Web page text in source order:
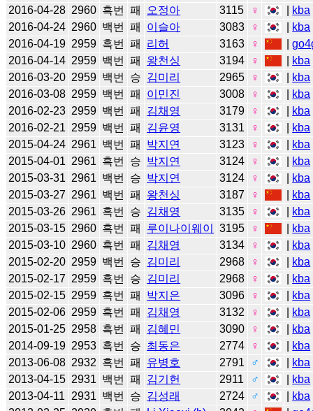
2016-04-28 2960 흑번 패 오정아 3115 ♀ kba
2016-04-24 2960 백번 패 이슬아 3083 ♀ kba
2016-04-19 2959 흑번 패 리허 3163 ♀ |
2016-04-14 2959 백번 패 왕천싱 3194 ♀ kba
2016-03-20 2959 백번 승 김미리 2965 ♀ kba
2016-03-08 2959 백번 패 이민진 3008 ♀ kba
2016-02-23 2959 백번 패 김채영 3179 ♀ kba
2016-02-21 2959 백번 패 김윤영 3131 ♀ kba
2015-04-24 2961 백번 패 박지연 3123 ♀ kba
2015-04-01 2961 흑번 승 박지연 3124 ♀ kba
2015-03-31 2961 백번 승 박지연 3124 ♀ kba
2015-03-27 2961 백번 패 왕천싱 3187 ♀ kba
2015-03-26 2961 흑번 승 김채영 3135 ♀ kba
2015-03-15 2960 흑번 패 루이나이웨이 3195 ♀ kba
2015-03-10 2960 흑번 패 김채영 3134 ♀ kba
2015-02-20 2959 백번 승 김미리 2968 ♀ kba
2015-02-17 2959 흑번 승 김미리 2968 ♀ kba
2015-02-15 2959 흑번 패 박지은 3096 ♀ kba
2015-02-06 2959 흑번 패 김채영 3132 ♀ kba
2015-01-25 2958 흑번 패 김혜민 3090 ♀ kba
2014-09-19 2953 흑번 승 최동은 2774 ♀ kba
2013-06-08 2932 흑번 패 유병호 2791 ♂ kba
2013-04-15 2931 백번 패 김기헌 2911 ♂ kba
2013-04-11
2931 백번 승 김성래 2724 ♂ kba